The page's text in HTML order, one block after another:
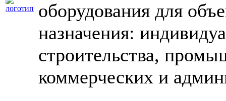
оборудования для
назначения:
строительства,
коммерческих и